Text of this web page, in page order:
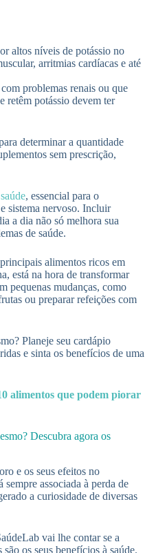
altos níveis de potássio no
arritmias cardíacas e até
com problemas renais ou que
retêm potássio devem ter
determinar a quantidade
sem prescrição,
, essencial para o
sistema nervoso. Incluir
a dia não só melhora sua
de saúde.
alimentos ricos em
está na hora de transformar
pequenas mudanças, como
ou preparar refeições com
Planeje seu cardápio
e sinta os benefícios de uma
alimentos que podem piorar
Descubra agora os
e os seus efeitos no
associada à perda de
a curiosidade de diversas
vai lhe contar se a
os seus benefícios à saúde.